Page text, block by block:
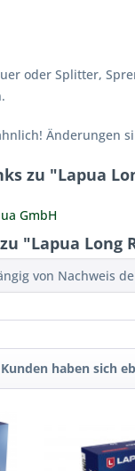
oder Splitter,
Änderungen
zu "Lapua
GmbH
"Lapua Long
von Nachweis
Kunden haben sich